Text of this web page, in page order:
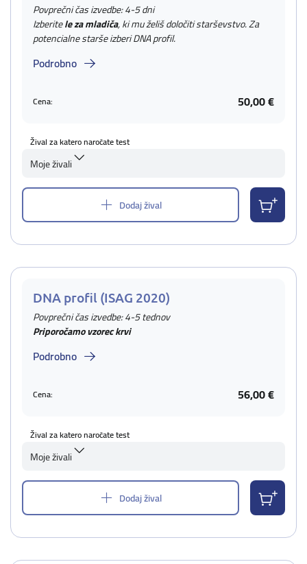
Povprečni čas izvedbe: 4-5 dni
Izberitele za mladiča, ki mu želiš določiti starševstvo. Za
potencialne starše izberi DNA profil.
Podrobno
Cena: 50,00 €
Žival za katero naročate test
Moje živali
Dodaj žival
DNA profil (ISAG 2020)
Povprečni čas izvedbe: 4-5 tednov
Priporočamo vzorec krvi
Podrobno
Cena: 56,00 €
Žival za katero naročate test
Moje živali
Dodaj žival